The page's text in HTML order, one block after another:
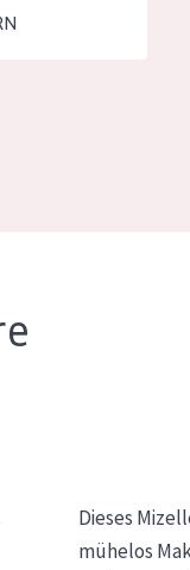
Dieses
mühelos